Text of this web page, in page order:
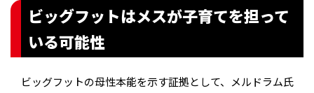
ビッグフットはメスが子育てを担って
いる可能性
ビッグフットの母性本能を示す証拠として、メルドラム氏